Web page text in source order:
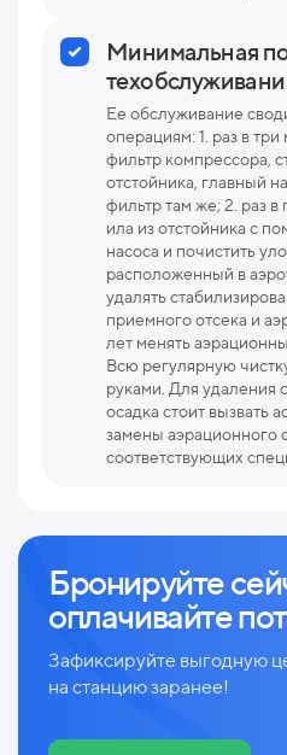
Минимальная
Ее обслуживание
операциям: 1. раз в
фильтр компрессора,
отстойника, главный
фильтр там же; 2. раз в
ила из отстойника с
насоса и почистить
расположенный в
удалять
приемного отсека и
лет менять
Всю регулярную
руками. Для удаления
осадка стоит вызвать
замены аэрационного
соответствующих
Бронируйте
оплачивайте
Зафиксируйте выгодную
на станцию заранее!